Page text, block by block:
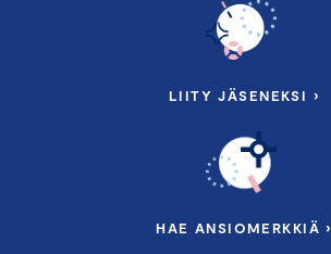
LIITY JÄSENEKSI ›
HAE ANSIOMERKKIÄ ›